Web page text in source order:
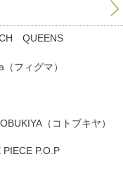
QUEENS
（フィグマ）
（コトブキヤ）
PIECE P.O.P